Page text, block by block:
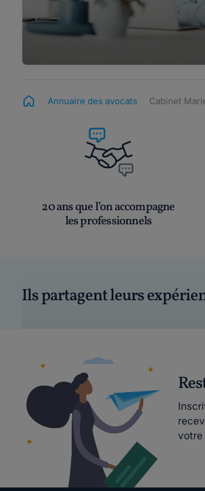
Annuaire des avocats Cabinet
20 ans que l’on accompagne
les professionnels
Ils partagent leurs
votre